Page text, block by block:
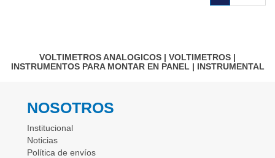
VOLTIMETROS ANALOGICOS | VOLTIMETROS |
INSTRUMENTOS PARA MONTAR EN PANEL | INSTRUMENTAL
NOSOTROS
Institucional
Noticias
Política de envíos